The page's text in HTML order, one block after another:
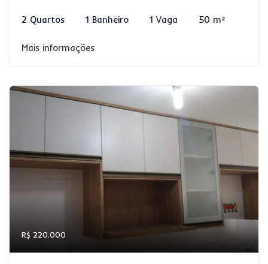
2 Quartos 1 Banheiro 1 Vaga 50 m²
Mais informações
R$ 220.000